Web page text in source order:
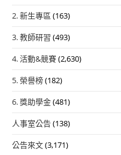
2. 新生專區 (163)
3. 教師研習 (493)
4. 活動&競賽(2,630)
5. 榮譽榜(182)
6. 獎助學金(481)
人事室公告(138)
公告來文(3,171)